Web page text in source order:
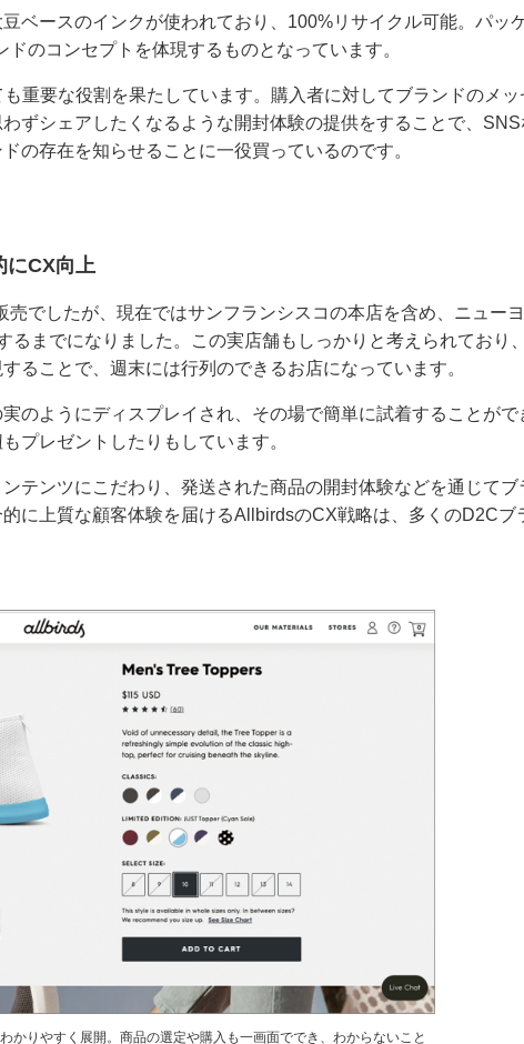
ベースのインクが使われており、100%リサイクル可能。パッ
のコンセプトを体現するものとなっています。
重要な役割を果たしています。購入者に対してブランドのメッ
ずシェアしたくなるような開封体験の提供をすることで、SNS
の存在を知らせることに一役買っているのです。
にCX向上
でしたが、現在ではサンフランシスコの本店を含め、ニュー
るまでになりました。この実店舗もしっかりと考えられており
ることで、週末には行列のできるお店になっています。
のようにディスプレイされ、その場で簡単に試着することがで
プレゼントしたりもしています。
テンツにこだわり、発送された商品の開封体験などを通じてブ
に上質な顧客体験を届けるAllbirdsのCX戦略は、多くのD2Cブ
かりやすく展開。商品の選定や購入も一画面ででき、わからないこと